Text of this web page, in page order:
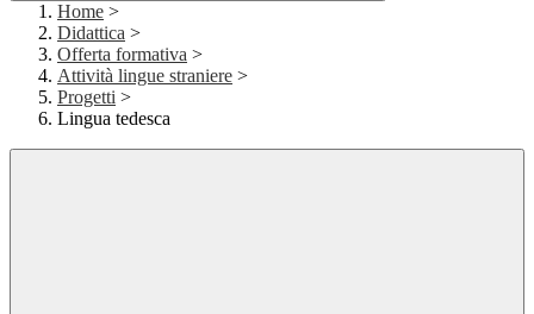
Home >
Didattica >
Offerta formativa >
Attività lingue straniere >
Progetti >
Lingua tedesca